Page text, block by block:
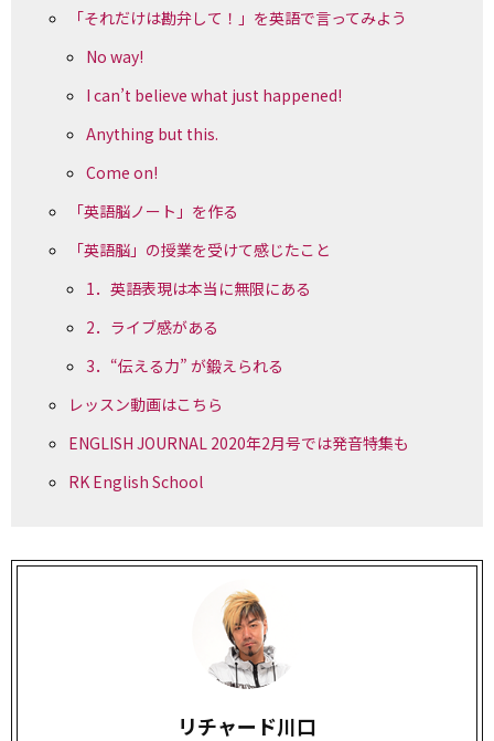
「それだけは勘弁して！」を英語で言ってみよう
No way!
I can’t believe what just happened!
Anything but this.
Come on!
「英語脳ノート」を作る
「英語脳」の授業を受けて感じたこと
1．英語表現は本当に無限にある
2．ライブ感がある
3．“伝える力” が鍛えられる
レッスン動画はこちら
ENGLISH JOURNAL 2020年2月号では発音特集も
RK English School
リチャード川口